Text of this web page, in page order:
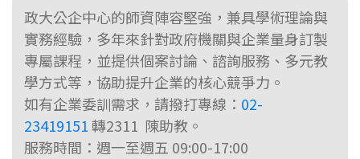
政大公企中心的師資陣容堅強，兼具學術理論與
實務經驗，多年來針對政府機關與企業量身訂製
專屬課程，並提供個案討論、諮詢服務、多元教
學方式等，協助提升企業的核心競爭力。
如有企業委訓需求，請撥打專線： 02-
23419151轉2311 陳助教。
服務時間：週一至週五 09:00-17:00